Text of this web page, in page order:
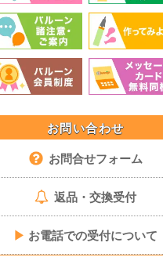
お問い合わせ
お問合せフォーム
返品・交換受付
▶ お電話での受付について